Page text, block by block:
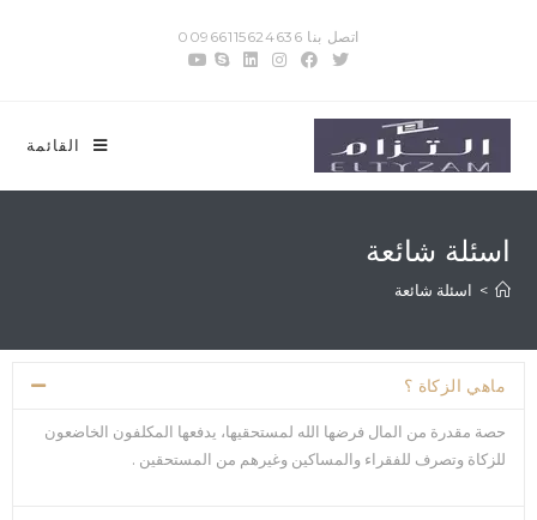
اتصل بنا 00966115624636
القائمة
اسئلة شائعة
> اسئلة شائعة
ماهي الزكاة ؟
حصة مقدرة من المال فرضها الله لمستحقيها، يدفعها المكلفون الخاضعون
للزكاة وتصرف للفقراء والمساكين وغيرهم من المستحقين .